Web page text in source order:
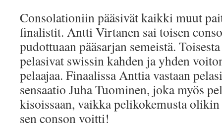
Consolationiin pääsivät kaikki muut
finalistit. Antti Virtanen sai toisen
pudottuaan pääsarjan semeistä.
pelasivat swissin kahden ja yhden
pelaajaa. Finaalissa Anttia vastaan
sensaatio Juha Tuominen, joka myös
kisoissaan, vaikka pelikokemusta
sen conson voitti!